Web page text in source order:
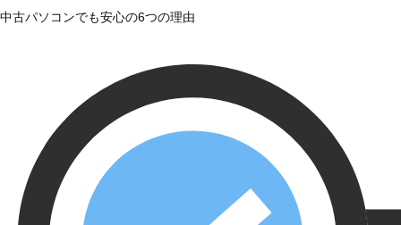
中古パソコンでも安心の6つの理由